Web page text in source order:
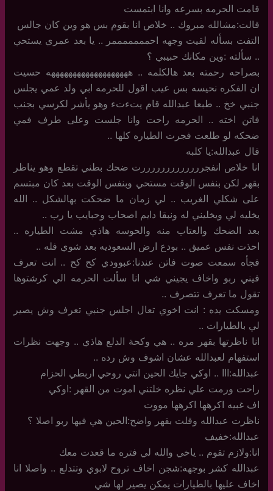
قامت الحرمه بسرعه وانا ابتمست
قالت:مشالله مبروك .. خلاص انا بقوم بس هو وين كان جالس
التفت بسأله لقيت وجهه احمممممممر .. يا بعد عمري يستحي
.. سألته :وين مكانك حبيبي ؟
بصراحه رحمته بعد هالكلمه .. هههههههههههههههههههه حسيت
ان الفكره نحيسه بس عيب اقول للحرمه ابي ولد عمي يجلس
جنبي خخ .. طبعا عبدالله قام يتءتء وهو يأشر لكرسي بجنب
فاتن اخته .. الحرمه راحت وانا جلست وعلى طرف فمي
ضحكه لو طلعت فجرت الطياره كلها ..
قال عبدالله:يا كلبه
انا خلاص انفجرررررررررررررت ضحك بطني تقطع وهو يناظر
بقهر لكن بنفس الوقت مستحي وبنفس الوقت بعد كان مبتسم
على شكلي الغريب .. لي زمان ما ضحكت بهالشكل .. الله
يخليه لي ويخليني له ونبقا دايم اصحاب وحبايب يا رب ..
بعد الضحك والعتاب منه والحوسه هاذي مشت الطياره ..
احذت نفس عميق .. بودع ارض السعوديه بعد شوي فله ..
فجأه سمعت صوت فاتن عندنا:عبوودي كح كح .. انت تعرف
فيني ربو واخاف يجيني شي انا سألت الحرمه الي كرشتوها
تقول ما تعرف تتصرف ..
ومسكت يده : انت اخوي تعال اجلس جنبي تعرف وش يصير
لي بالطيارات ..
انا ناظرتها بقهر مره .. هي وكحة الدلع هاذي .. وجهت نظرات
استفهام لعبدالله عشان اشوف وش رده ..
عبدالله:ااا .. اوكي جايك الحين انتي روحي اربطي الحزام
راحت ورمت علي نظره خلتني اموت من القهر :اوكي
اف غبيه اكرهها اكرهها مووت
ناظرت عبدالله وقلت بقهر واضح:الحين هي فيها ربو اصلا ؟
عبدالله:خفيف
انا:ولازم تقوم .. ياخي والله لي فتره ما قعدت معك
عبدالله كشر بوجهه:شجن اخاف تروح لابوي وتتدلع .. واصلا انا
اخاف عليها بالطيارات يمكن يصير لها شي